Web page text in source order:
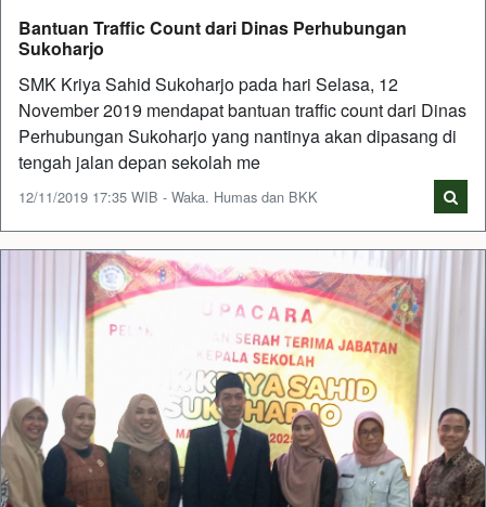
Bantuan Traffic Count dari Dinas Perhubungan
Sukoharjo
SMK Kriya Sahid Sukoharjo pada hari Selasa, 12
November 2019 mendapat bantuan traffic count dari Dinas
Perhubungan Sukoharjo yang nantinya akan dipasang di
tengah jalan depan sekolah me
12/11/2019 17:35 WIB - Waka. Humas dan BKK